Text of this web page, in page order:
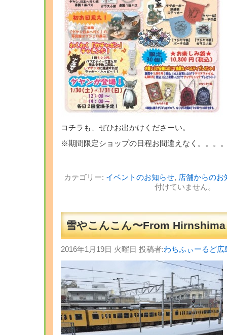
コチラも、ぜひお出かけくださーい。
※期間限定ショップの日程お間違えなく。。。
カテゴリー: イベントのお知らせ, 店舗からのお
付けていません。
雪やこんこん〜From Hirnshima
2016年1月19日 火曜日 投稿者:わちふぃーるど